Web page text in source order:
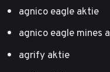
agnico eagle aktie
agnico eagle mines
agrify aktie